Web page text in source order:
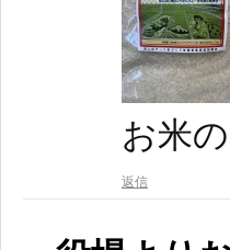
お米
返信